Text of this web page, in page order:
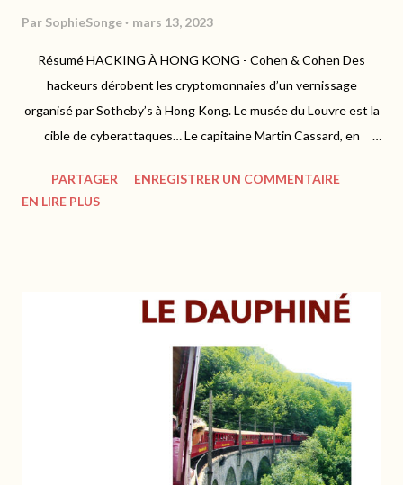
Par SophieSonge mars 13, 2023
Résumé HACKING À HONG KONG - Cohen & Cohen Des
hackeurs dérobent les cryptomonnaies d’un vernissage
organisé par Sotheby’s à Hong Kong. Le musée du Louvre est la
cible de cyberattaques… Le capitaine Martin Cassard, en
débute par la rencontre d’une énigmatique femme blonde dans
l’avion Paris-Hong Kong… https://www.cohen-cohen.fr Juliette
et de la cryptologie, il ignore encore où tout cela va le mener. Et
mêlent, l'enquête promet d'être mouvementée... L'auteure nous
embarque à toute vitesse dans un récit trépidant. Le rythme est
soutenu, et les dialogues très présents nous tiennent en alerte
à chaque instant. On se se...
PARTAGER
ENREGISTRER UN COMMENTAIRE
EN LIRE PLUS